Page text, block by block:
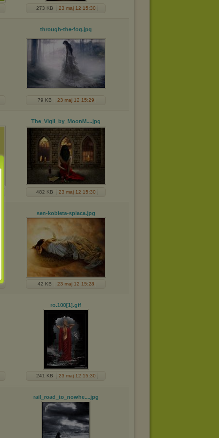
273 KB 23 maj 12 15:30
through-the-fog.jpg
79 KB 23 maj 12 15:29
The_Vigil_by_MoonM....jpg
482 KB 23 maj 12 15:30
sen-kobieta-spiaca.jpg
42 KB 23 maj 12 15:28
ro.100[1].gif
241 KB 23 maj 12 15:30
rail_road_to_nowhe....jpg